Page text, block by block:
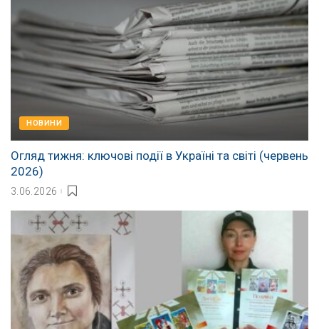
НОВИНИ
Огляд тижня: ключові події в Україні та світі (червень
2026)
3.06.2026